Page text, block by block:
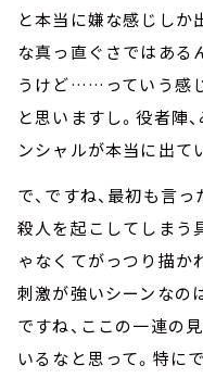
と本当に嫌な感じしか
な真っ直ぐさではある
うけど……っていう感
と思いますし。役者陣
ンシャルが本当に出て
で、ですね、最初も言
殺人を起こしてしまう
ゃなくてがっつり描か
刺激が強いシーンなの
ですね、ここの一連の
いるなと思って。特に